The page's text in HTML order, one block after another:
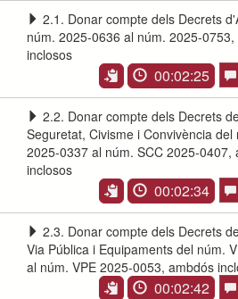
2.1. Donar compte dels Decrets
núm. 2025-0636 al núm. 2025-
inclosos
00:02:25
2.2. Donar compte dels Decrets
Seguretat, Civisme i Convivència del
2025-0337 al núm. SCC 2025-0407,
inclosos
00:02:34
2.3. Donar compte dels Decrets
Via Pública i Equipaments del núm.
al núm. VPE 2025-0053, ambdós
00:02:42